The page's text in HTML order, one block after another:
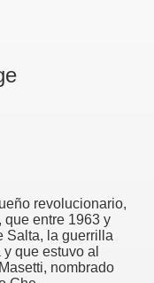
revolucionario,
entre 1963 y
Salta, la guerrilla
que estuvo al
nombrado